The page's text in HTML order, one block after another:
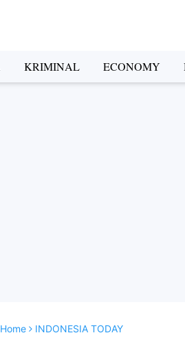
KRIMINAL ECONOMY
Home INDONESIA TODAY